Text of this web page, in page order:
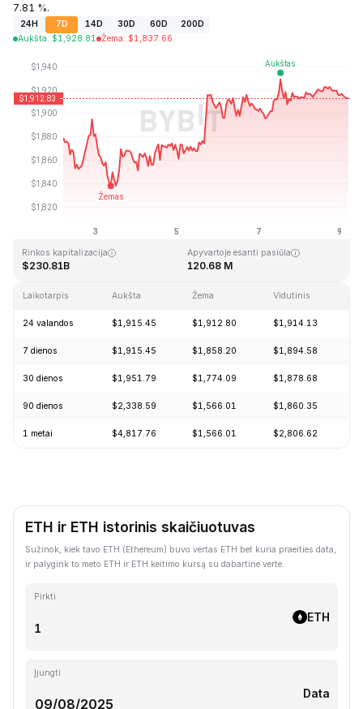
7.81 %.
24H 7D 14D 30D 60D
200D
Aukšta: $1,928.81 Žema: $1,837.66
Paskutinį kartą atnaujinta: 2026-08-09, 04:32 GMT+0
Rinkos kapitalizacija
$230.81B
Apyvartoje esanti pasiūla
120.68 M
Laikotarpis Aukšta Žema Vidutinis
24 valandos $1,915.45 $1,912.80 $1,914.13
7 dienos $1,915.45 $1,858.20 $1,894.58
30 dienos $1,951.79 $1,774.09 $1,878.68
90 dienos $2,338.59 $1,566.01 $1,860.35
1 metai $4,817.76 $1,566.01 $2,806.62
ETH ir ETH istorinis skaičiuotuvas
Sužinok, kiek tavo ETH (Ethereum) buvo vertas ETH bet kuria praeities data,
ir palygink to meto ETH ir ETH keitimo kursą su dabartine verte.
Pirkti
ETH
Įjungti
Data